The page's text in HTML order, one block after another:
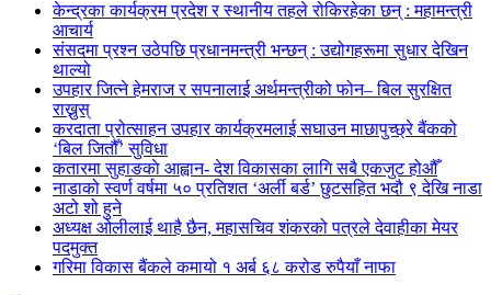
केन्द्रका कार्यक्रम प्रदेश र स्थानीय तहले रोकिरहेका छन् : महामन्त्री
आचार्य
संसदमा प्रश्न उठेपछि प्रधानमन्त्री भन्छन् : उद्योगहरूमा सुधार देखिन
थाल्यो
उपहार जित्ने हेमराज र सपनालाई अर्थमन्त्रीको फोन– बिल सुरक्षित
राख्नुस्
करदाता प्रोत्साहन उपहार कार्यक्रमलाई सघाउन माछापुच्छ्रे बैंकको
‘बिल जितौँ’ सुविधा
कतारमा सुहाङकाे आह्वान- देश विकासका लागि सबै एकजुट होऔँ
नाडाको स्वर्ण वर्षमा ५० प्रतिशत ‘अर्ली बर्ड’ छुटसहित भदौ ९ देखि नाडा
अटो शो हुने
अध्यक्ष ओलीलाई थाहै छैन, महासचिव शंकरको पत्रले देवाहीका मेयर
पदमुक्त
गरिमा विकास बैंकले कमायो १ अर्ब ६८ करोड रुपैयाँ नाफा